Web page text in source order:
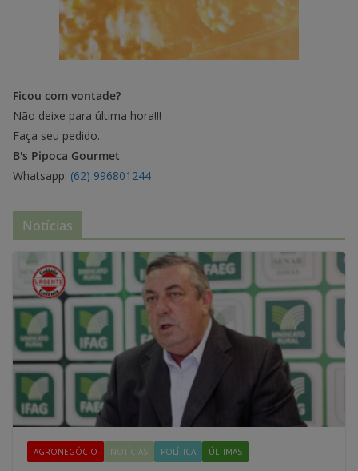
Ficou com vontade?
Não deixe para última hora!!!
Faça seu pedido.
B's Pipoca Gourmet
Whatsapp: (62) 996801244
Notícias
AGRONEGÓCIO NOTÍCIAS POLÍTICA ÚLTIMAS